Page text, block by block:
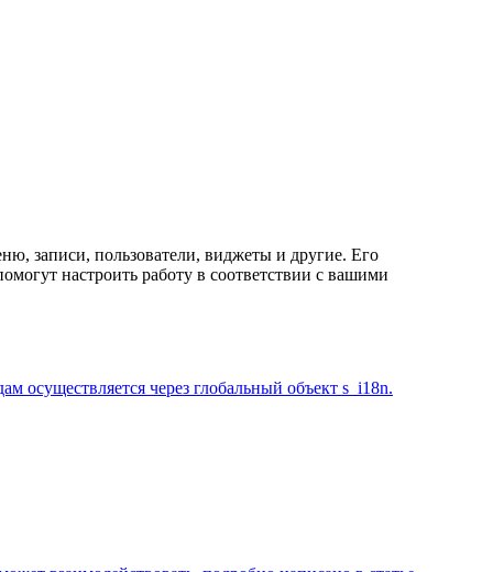
записи, пользователи, виджеты и другие. Его
настроить работу в соответствии с вашими
осуществляется через глобальный объект s_i18n.